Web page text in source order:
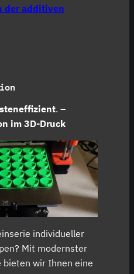
der additiven
. –
im 3D-Druck
individueller
Mit modernster
bieten wir Ihnen eine